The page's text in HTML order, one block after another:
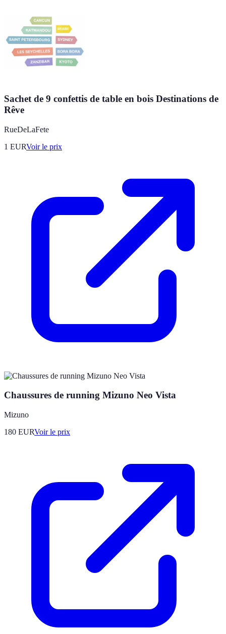
Sachet de 9 confettis de table en bois Destinations de
Rêve
RueDeLaFete
1 EURVoir le prix
Chaussures de running Mizuno Neo Vista
Mizuno
180 EURVoir le prix